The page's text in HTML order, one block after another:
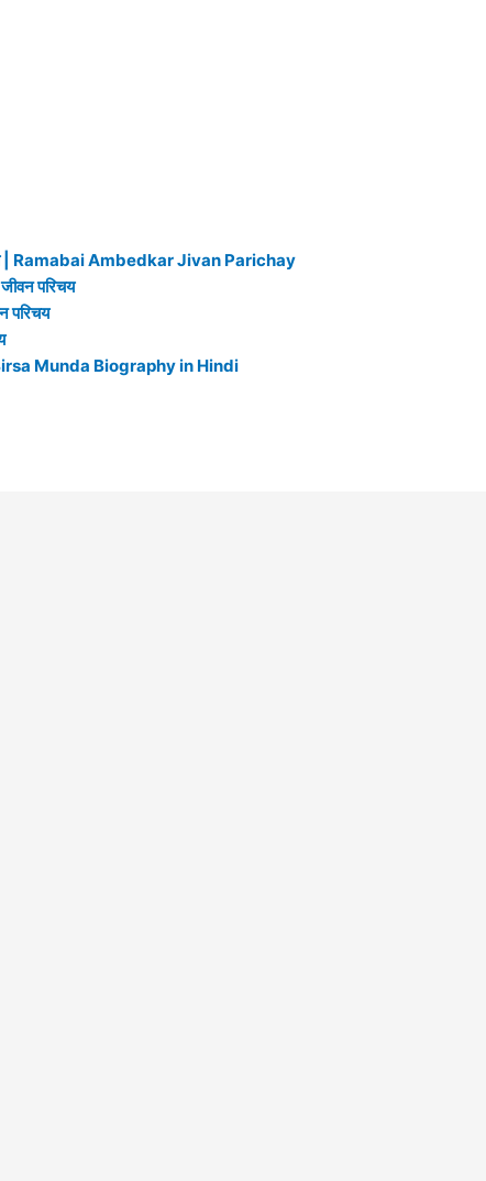
| Ramabai Ambedkar Jivan Parichay
परिचय
परिचय
| Birsa Munda Biography in Hindi